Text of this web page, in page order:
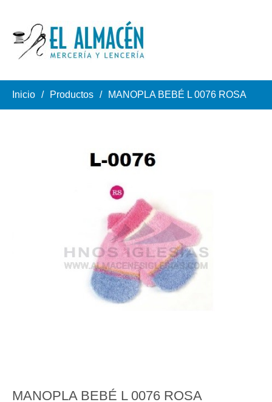
Inicio Productos MANOPLA BEBÉ L 0076 ROSA
MANOPLA BEBÉ L 0076 ROSA